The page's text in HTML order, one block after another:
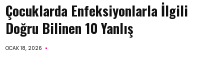
Çocuklarda Enfeksiyonlarla İlgili
Doğru Bilinen 10 Yanlış
OCAK 18, 2026